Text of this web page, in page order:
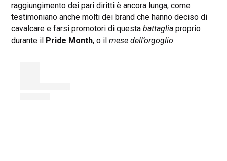
raggiungimento dei pari diritti è ancora lunga, come
testimoniano anche molti dei brand che hanno deciso di
cavalcare e farsi promotori di questabattaglia proprio
durante il Pride Month, o ilmese dell’orgoglio.